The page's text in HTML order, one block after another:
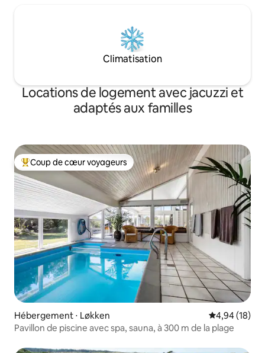
Climatisation
Locations de logement avec jacuzzi et
adaptés aux familles
Coups de cœur voyageurs les plus appréciés
Coup de cœur voyageurs
Hébergement ⋅ Løkken Évaluation
4,94 (18)
Pavillon de piscine avec spa, sauna, à 300 m de la plage